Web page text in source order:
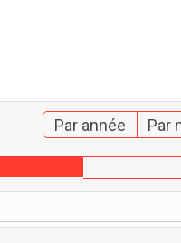
Par année Par